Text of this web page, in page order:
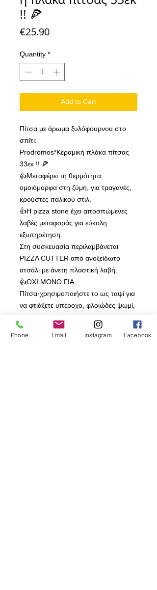
!! 🍕
€25.90Price
Quantity *
Add to Cart
Πίτσα με άρωμα ξυλόφουρνου στο
σπίτι:
Prodromos*Κεραμική πλάκα πίτσας
33εκ !! 🍕
👍Μεταφέρει τη θερμότητα
ομοιόμορφα στη ζύμη, για τραγανές,
κρούστες ιταλικού στιλ.
👍Η pizza stone έχει αποσπώμενες
λαβές μεταφοράς για εύκολη
εξυπηρέτηση.
Στη συσκευασία περιλαμβάνεται
PIZZA CUTTER από ανοξείδωτο
ατσάλι με άνετη πλαστική λαβή.
👍ΟΧΙ ΜΟΝΟ ΓΙΑ
Πίτσα·χρησιμοποιήστε το ως ταψί για
να φτιάξετε υπέροχο, φλοιώδες ψωμί,
φαλάφελ
👍Η πέτρα 30εκ απορροφά τη
Phone Email Instagram Facebook